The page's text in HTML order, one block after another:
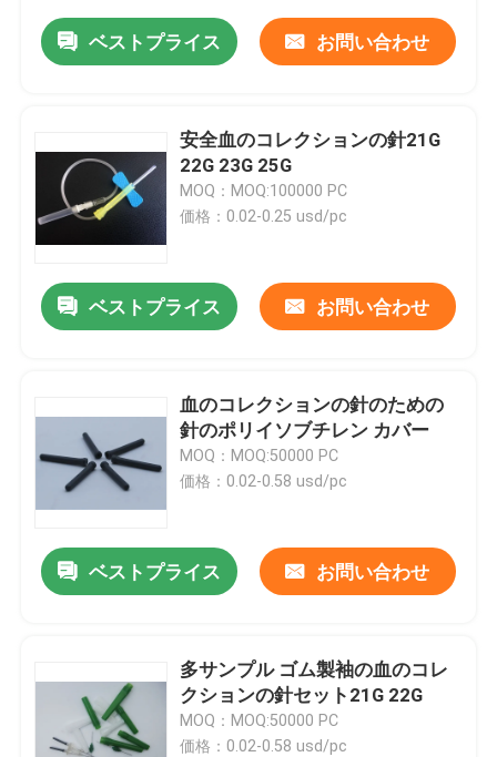
ベストプライス お問い合わせ
安全血のコレクションの針21G
22G 23G 25G
MOQ：MOQ:100000 PC
価格：0.02-0.25 usd/pc
ベストプライス お問い合わせ
血のコレクションの針のための
針のポリイソブチレン カバー
MOQ：MOQ:50000 PC
価格：0.02-0.58 usd/pc
ベストプライス お問い合わせ
多サンプル ゴム製袖の血のコレ
クションの針セット21G 22G
MOQ：MOQ:50000 PC
価格：0.02-0.58 usd/pc